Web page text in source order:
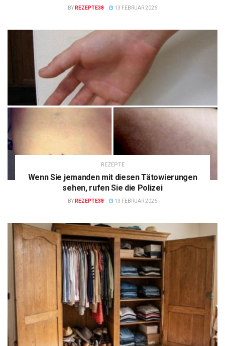
BY REZEPTE38 13 FEBRUAR 2026
REZEPTE
Wenn Sie jemanden mit diesen Tätowierungen
sehen, rufen Sie die Polizei
BY REZEPTE38 13 FEBRUAR 2026